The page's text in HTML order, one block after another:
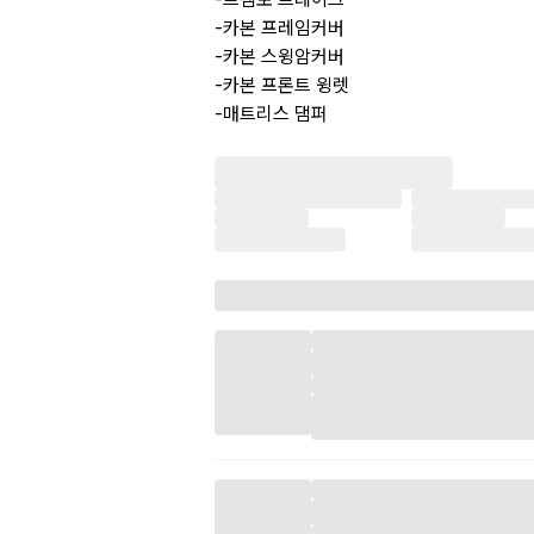
-카본 프레임커버
-카본 스윙암커버
-카본 프론트 윙렛
-매트리스 댐퍼
-미쉐린 파워6 앞,뒤타이어 잔존율 80%
엔진오일[모튤300V] 교환
오일필터 교환